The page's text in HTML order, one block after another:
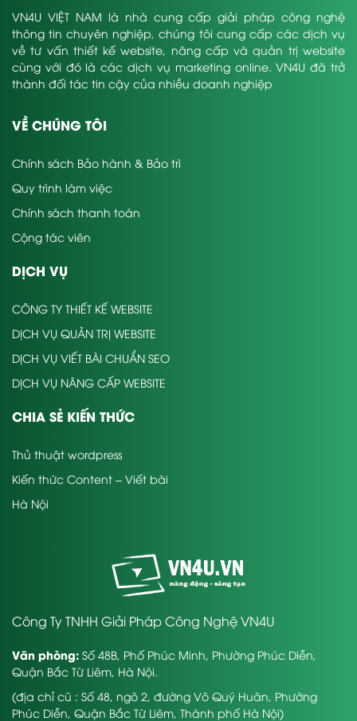
VN4U VIỆT NAM là nhà cung cấp giải pháp công nghệ
thông tin chuyên nghiệp, chúng tôi cung cấp các dịch vụ
về tư vấn thiết kế website, nâng cấp và quản trị website
cùng với đó là các dịch vụ marketing online. VN4U đã trở
thành đối tác tin cậy của nhiều doanh nghiệp
VỀ CHÚNG TÔI
Chính sách Bảo hành & Bảo trì
Quy trình làm việc
Chính sách thanh toán
Cộng tác viên
DỊCH VỤ
CÔNG TY THIẾT KẾ WEBSITE
DỊCH VỤ QUẢN TRỊ WEBSITE
DỊCH VỤ VIẾT BÀI CHUẨN SEO
DỊCH VỤ NÂNG CẤP WEBSITE
CHIA SẺ KIẾN THỨC
Thủ thuật wordpress
Kiến thức Content – Viết bài
Hà Nội
Công Ty TNHH Giải Pháp Công Nghệ VN4U
Văn phòng: Số 48B, Phố Phúc Minh, Phường Phúc Diễn,
Quận Bắc Từ Liêm, Hà Nội.
(địa chỉ cũ : Số 48, ngõ 2, đường Võ Quý Huân, Phường
Phúc Diễn, Quận Bắc Từ Liêm, Thành phố Hà Nội)